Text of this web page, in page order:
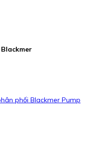
phối Blackmer Pump